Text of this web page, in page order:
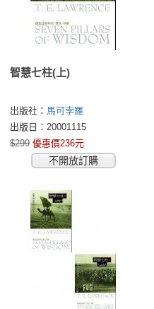
智慧七柱(上)
出版社： 馬可孛羅
出版日：20001115
$299 優惠價236元
不開放訂購